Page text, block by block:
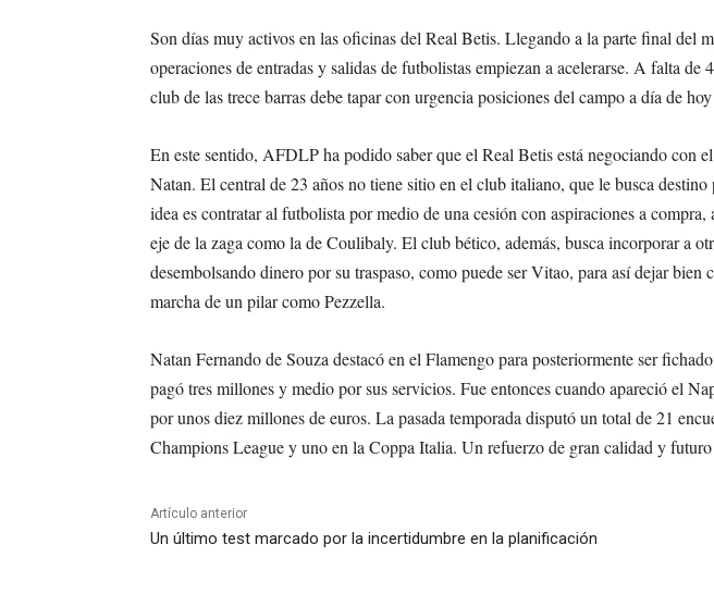
Son días muy activos en las oficinas del Real Betis. Llegando a la parte final del
operaciones de entradas y salidas de futbolistas empiezan a acelerarse. A falta de
club de las trece barras debe tapar con urgencia posiciones del campo a día de
En este sentido, AFDLP ha podido saber que el Real Betis está negociando con
Natan. El central de 23 años no tiene sitio en el club italiano, que le busca
idea es contratar al futbolista por medio de una cesión con aspiraciones a
eje de la zaga como la de Coulibaly. El club bético, además, busca incorporar a
desembolsando dinero por su traspaso, como puede ser Vitao, para así dejar bien
marcha de un pilar como Pezzella.
Natan Fernando de Souza destacó en el Flamengo para posteriormente ser
pagó tres millones y medio por sus servicios. Fue entonces cuando apareció el
por unos diez millones de euros. La pasada temporada disputó un total de 21
Champions League y uno en la Coppa Italia. Un refuerzo de gran calidad y
Artículo anterior
Un último test marcado por la incertidumbre en la planificación